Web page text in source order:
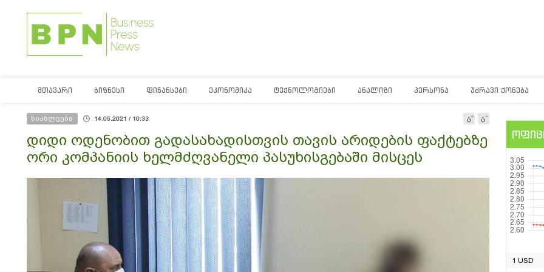
ᲛᲗᲐᲕᲐᲠᲘ ᲑᲘᲖᲜᲔᲡᲘ ᲤᲘᲜᲐᲜᲡᲔᲑᲘ ᲔᲙᲝᲜᲝᲛᲘᲙᲐ ᲢᲔᲥᲜᲝᲚᲝᲒᲘᲔᲑᲘ ᲐᲜᲐᲚᲘᲖᲘ ᲞᲔᲠᲡᲝᲜᲐ ᲣᲫᲠᲐᲕᲘ ᲥᲝᲜᲔᲑᲐ
სიახლეები 14.05.2021 / 10:33
დიდი ოდენობით გადასახადისთვის თავის არიდების ფაქტებზე
ორი კომპანიის ხელმძღვანელი პასუხისგებაში მისცეს
1 USD